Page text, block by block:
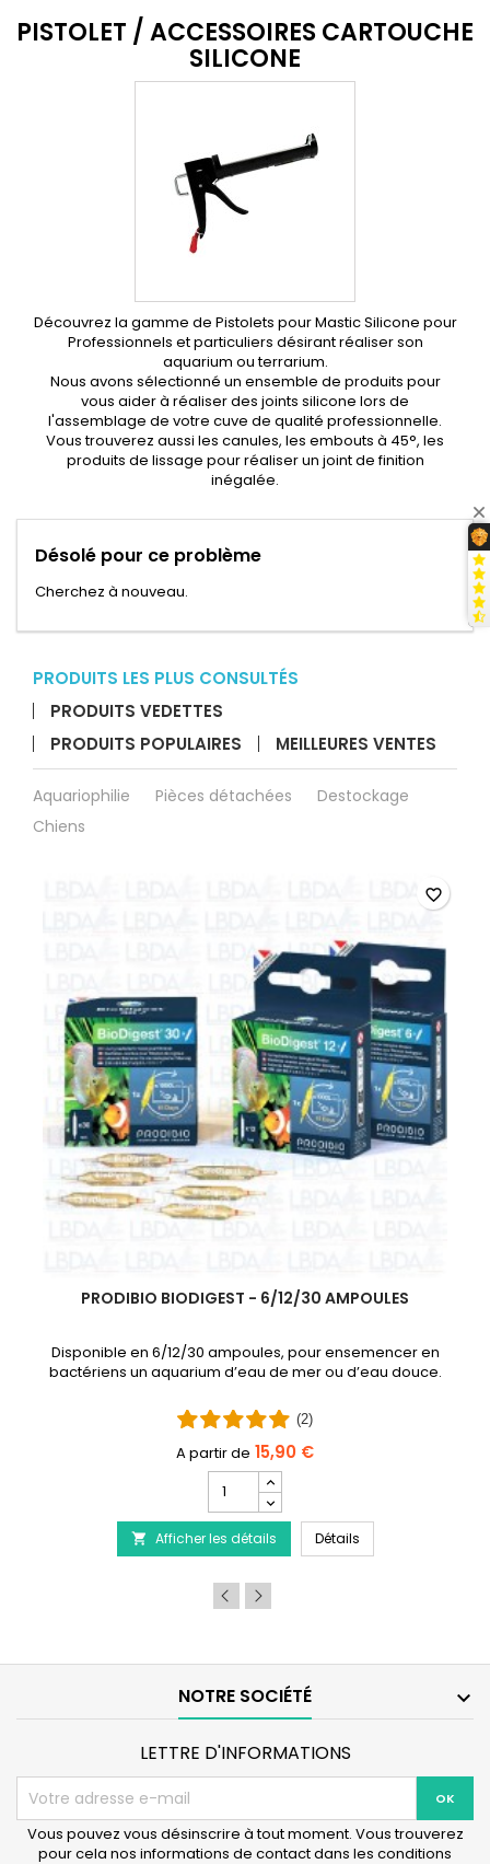
PISTOLET / ACCESSOIRES CARTOUCHE
SILICONE
Découvrez la gamme de Pistolets pour Mastic Silicone pour
Professionnels et particuliers désirant réaliser son
aquarium ou terrarium.
Nous avons sélectionné un ensemble de produits pour
vous aider à réaliser des joints silicone lors de
l'assemblage de votre cuve de qualité professionnelle.
Vous trouverez aussi les canules, les embouts à 45°, les
produits de lissage pour réaliser un joint de finition
inégalée.
Désolé pour ce problème
Cherchez à nouveau.
PRODUITS LES PLUS CONSULTÉS
PRODUITS VEDETTES
PRODUITS POPULAIRES
MEILLEURES VENTES
Aquariophilie Pièces détachées
Destockage
Chiens
PRODIBIO BIODIGEST - 6/12/30 AMPOULES
Disponible en 6/12/30 ampoules, pour ensemencer en
bactériens un aquarium d’eau de mer ou d’eau douce.
(2)
15,90 €
quantité
du
produit
PRODIBIO
BioDigest
 Afficher les détails DétailsPRODIBIO
favorite_border
NOTRE SOCIÉTÉ 
LETTRE D'INFORMATIONS
Vous pouvez vous désinscrire à tout moment. Vous trouverez
pour cela nos informations de contact dans les conditions